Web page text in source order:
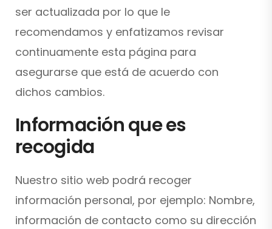
ser actualizada por lo que le
recomendamos y enfatizamos revisar
continuamente esta página para
asegurarse que está de acuerdo con
dichos cambios.
Información que es
recogida
Nuestro sitio web podrá recoger
información personal, por ejemplo: Nombre,
información de contacto como su dirección